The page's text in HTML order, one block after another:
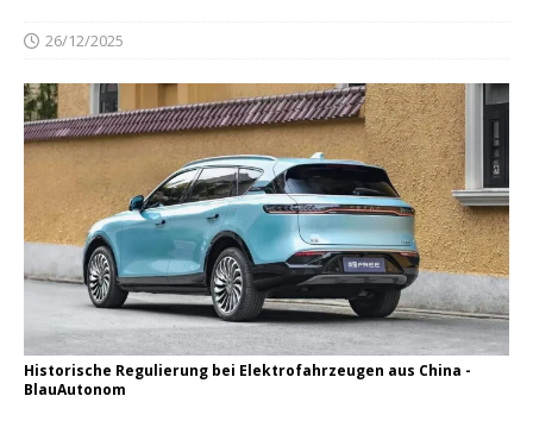
26/12/2025
Historische Regulierung bei Elektrofahrzeugen aus China -
BlauAutonom